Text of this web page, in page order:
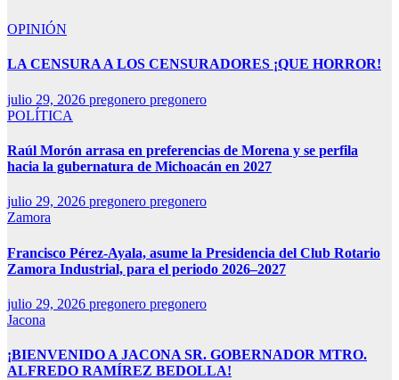
OPINIÓN
LA CENSURA A LOS CENSURADORES ¡QUE HORROR!
julio 29, 2026 pregonero pregonero
POLÍTICA
Raúl Morón arrasa en preferencias de Morena y se perfila
hacia la gubernatura de Michoacán en 2027
julio 29, 2026 pregonero pregonero
Zamora
Francisco Pérez-Ayala, asume la Presidencia del Club Rotario
Zamora Industrial, para el periodo 2026–2027
julio 29, 2026 pregonero pregonero
Jacona
¡BIENVENIDO A JACONA SR. GOBERNADOR MTRO.
ALFREDO RAMÍREZ BEDOLLA!